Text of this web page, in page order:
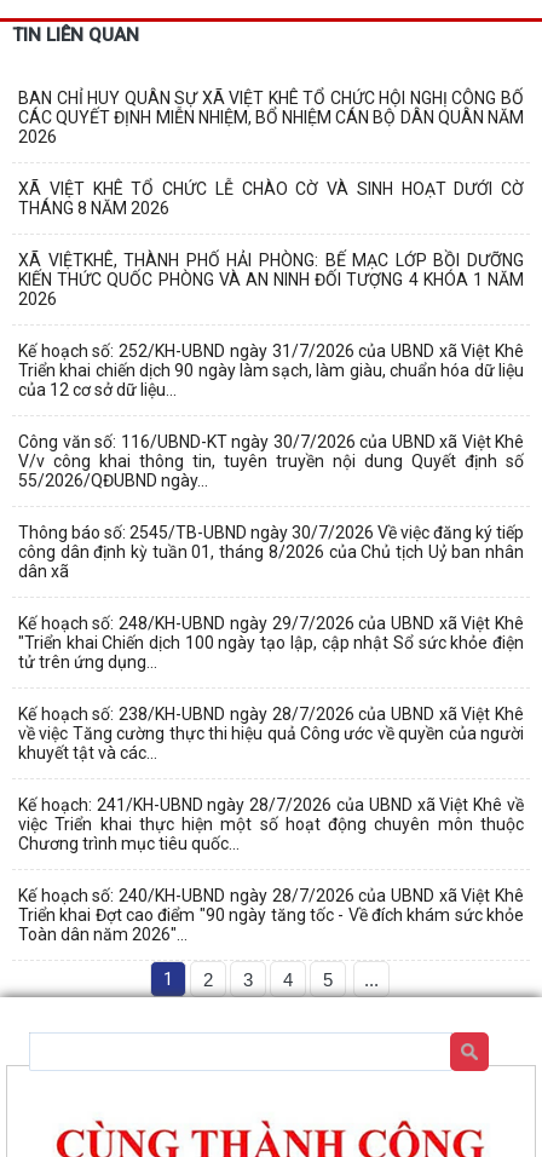
TIN LIÊN QUAN
BAN CHỈ HUY QUÂN SỰ XÃ VIỆT KHÊ TỔ CHỨC HỘI NGHỊ CÔNG BỐ
CÁC QUYẾT ĐỊNH MIỄN NHIỆM, BỔ NHIỆM CÁN BỘ DÂN QUÂN NĂM
2026
XÃ VIỆT KHÊ TỔ CHỨC LỄ CHÀO CỜ VÀ SINH HOẠT DƯỚI CỜ
THÁNG 8 NĂM 2026
XÃ VIỆTKHÊ, THÀNH PHỐ HẢI PHÒNG: BẾ MẠC LỚP BỒI DƯỠNG
KIẾN THỨC QUỐC PHÒNG VÀ AN NINH ĐỐI TƯỢNG 4 KHÓA 1 NĂM
2026
Kế hoạch số: 252/KH-UBND ngày 31/7/2026 của UBND xã Việt Khê
Triển khai chiến dịch 90 ngày làm sạch, làm giàu, chuẩn hóa dữ liệu
của 12 cơ sở dữ liệu...
Công văn số: 116/UBND-KT ngày 30/7/2026 của UBND xã Việt Khê
V/v công khai thông tin, tuyên truyền nội dung Quyết định số
55/2026/QĐUBND ngày...
Thông báo số: 2545/TB-UBND ngày 30/7/2026 Về việc đăng ký tiếp
công dân định kỳ tuần 01, tháng 8/2026 của Chủ tịch Uỷ ban nhân
dân xã
Kế hoạch số: 248/KH-UBND ngày 29/7/2026 của UBND xã Việt Khê
"Triển khai Chiến dịch 100 ngày tạo lập, cập nhật Sổ sức khỏe điện
tử trên ứng dụng...
Kế hoạch số: 238/KH-UBND ngày 28/7/2026 của UBND xã Việt Khê
về việc Tăng cường thực thi hiệu quả Công ước về quyền của người
khuyết tật và các...
Kế hoạch: 241/KH-UBND ngày 28/7/2026 của UBND xã Việt Khê về
việc Triển khai thực hiện một số hoạt động chuyên môn thuộc
Chương trình mục tiêu quốc...
Kế hoạch số: 240/KH-UBND ngày 28/7/2026 của UBND xã Việt Khê
Triển khai Đợt cao điểm "90 ngày tăng tốc - Về đích khám sức khỏe
Toàn dân năm 2026"...
1 2 3 4 5 ...